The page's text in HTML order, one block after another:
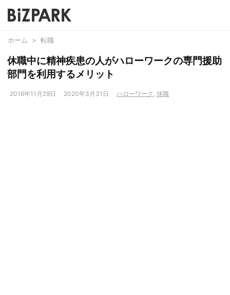
ホーム > 転職
休職中に精神疾患の人がハローワークの専門援助
部門を利用するメリット
2016年11月29日 2020年3月31日 ハローワーク , 休職